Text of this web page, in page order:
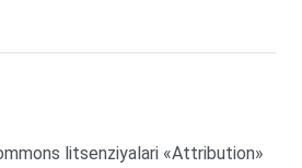
litsenziyalari «Attribution»